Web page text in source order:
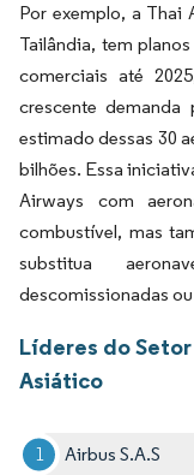
Por exemplo, a Thai
Tailândia, tem
comerciais até
crescente
estimado dessas 30
bilhões. Essa
Airways com
combustível, mas
substitua
descomissionadas
Líderes do
Asiático
Airbus S.A.S